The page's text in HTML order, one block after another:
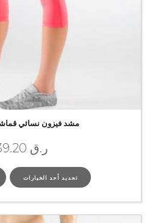
مشد فيزون نسائي
ر.ق
تحديد أحد الخيارات